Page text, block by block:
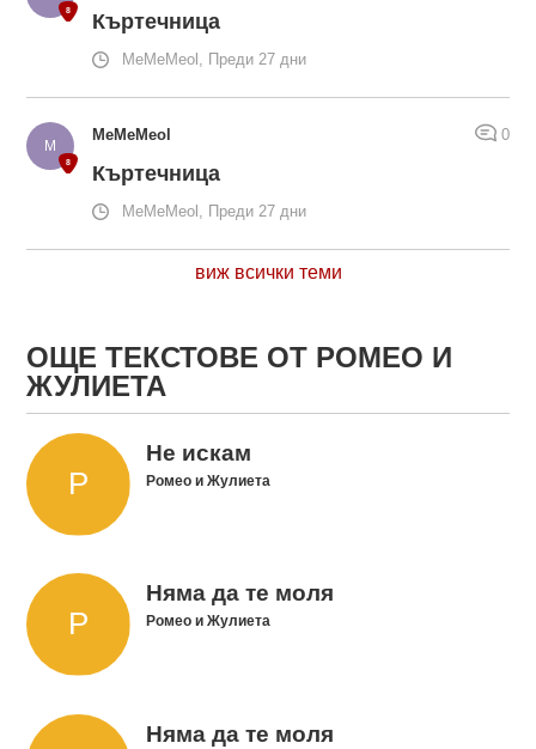
Къртечница
MeMeMeol, Преди 27 дни
MeMeMeol 0
Къртечница
MeMeMeol, Преди 27 дни
виж всички теми
ОЩЕ ТЕКСТОВЕ ОТ РОМЕО И
ЖУЛИЕТА
Не искам
Ромео и Жулиета
Няма да те моля
Ромео и Жулиета
Няма да те моля